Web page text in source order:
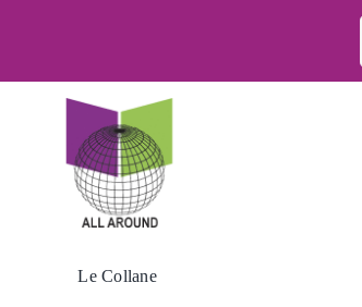
Le Collane